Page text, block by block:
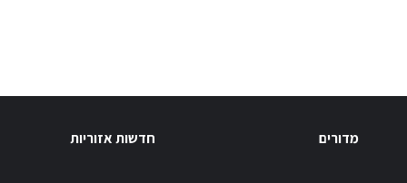
מדורים חדשות אזוריות